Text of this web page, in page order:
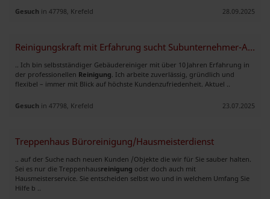
Gesuch in 47798, Krefeld 28.09.2025
Reinigungskraft mit Erfahrung sucht Subunternehmer-Aufträge (Raum Kref
.. Ich bin selbstständiger Gebäudereiniger mit über 10 Jahren Erfahrung in
der professionellen Reinigung. Ich arbeite zuverlässig, gründlich und
flexibel – immer mit Blick auf höchste Kundenzufriedenheit. Aktuel ..
Gesuch in 47798, Krefeld 23.07.2025
Treppenhaus Büroreinigung/Hausmeisterdienst
.. auf der Suche nach neuen Kunden /Objekte die wir für Sie sauber halten.
Sei es nur die Treppenhausreinigung oder doch auch mit
Hausmeisterservice. Sie entscheiden selbst wo und in welchem Umfang Sie
Hilfe b ..